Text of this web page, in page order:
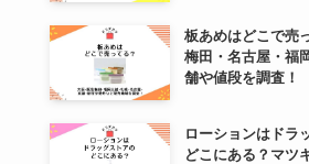
板あめはどこで売
梅田・名古屋・福
舗や値段を調査！
ローションはドラ
どこにある？マツ